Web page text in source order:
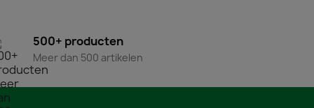
500+ producten
Meer dan 500 artikelen